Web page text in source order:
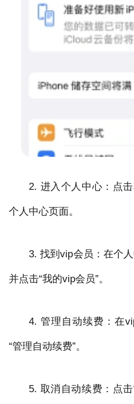
2. 进入个人中心：点
个人中心页面。
3. 找到vip会员：在个
并点击“我的vip会员”。
4. 管理自动续费：在
“管理自动续费”。
5. 取消自动续费：点